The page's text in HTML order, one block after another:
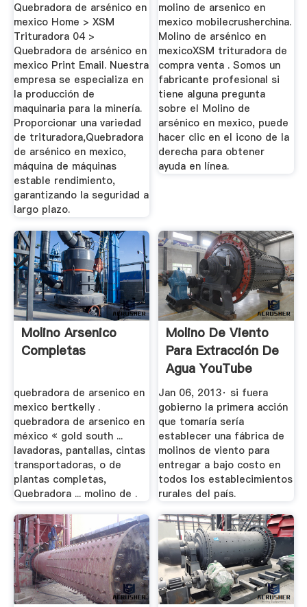
Quebradora de arsénico en
mexico Home > XSM
Trituradora 04 >
Quebradora de arsénico en
mexico Print Email. Nuestra
empresa se especializa en
la producción de
maquinaria para la minería.
Proporcionar una variedad
de trituradora,Quebradora
de arsénico en mexico,
máquina de máquinas
estable rendimiento,
garantizando la seguridad a
largo plazo.
molino de arsenico en
mexico mobilecrusherchina.
Molino de arsénico en
mexicoXSM trituradora de
compra venta . Somos un
fabricante profesional si
tiene alguna pregunta
sobre el Molino de
arsénico en mexico, puede
hacer clic en el icono de la
derecha para obtener
ayuda en línea.
Molino Arsenico
Completas
quebradora de arsenico en
mexico bertkelly .
quebradora de arsenico en
méxico « gold south ...
lavadoras, pantallas, cintas
transportadoras, o de
plantas completas,
Quebradora ... molino de .
Molino De Viento
Para Extracción De
Agua YouTube
Jan 06, 2013· si fuera
gobierno la primera acción
que tomaría sería
establecer una fábrica de
molinos de viento para
entregar a bajo costo en
todos los establecimientos
rurales del país.